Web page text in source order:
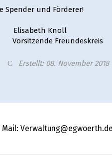
Spender und Förderer!
Knoll
Freundeskreis
Erstellt: 08. November 2018
Mail: Verwaltung@egwoerth.de